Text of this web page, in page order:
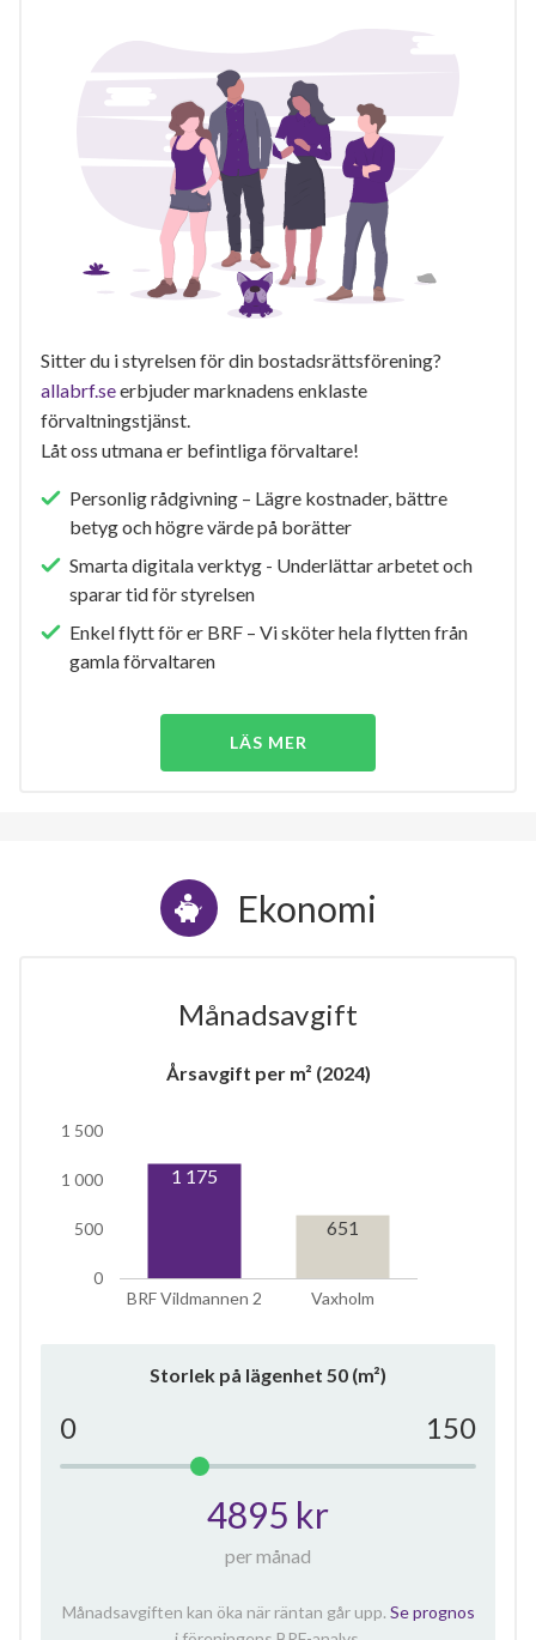
Sitter du i styrelsen för din bostadsrättsförening?
allabrf.seerbjuder marknadens enklaste
förvaltningstjänst.
Låt oss utmana er befintliga förvaltare!
Personlig rådgivning – Lägre kostnader, bättre
betyg och högre värde på borätter
Smarta digitala verktyg - Underlättar arbetet och
sparar tid för styrelsen
Enkel flytt för er BRF – Vi sköter hela flytten från
gamla förvaltaren
LÄS MER
Ekonomi
Månadsavgift
Årsavgift per m² (2024)
BRF Vildmannen 2 Vaxholm
0
500
1 000
1 500
1 175
651
Storlek på lägenhet 50 (m²)
0 150
4895 kr
per månad
Månadsavgiften kan öka när räntan går upp. Se prognos